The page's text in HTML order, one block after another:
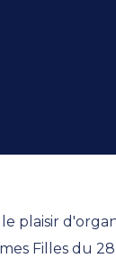
plaisir
Filles du 28